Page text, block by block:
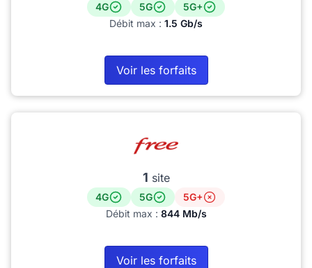
4G 5G
5G+
Débit max : 1.5 Gb/s
Voir les forfaits
1 site
4G 5G
5G+
Débit max : 844 Mb/s
Voir les forfaits